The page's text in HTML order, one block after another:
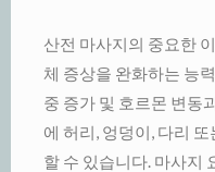
산전 마사지의 중요한
체 증상을 완화하는 능
중 증가 및 호르몬 변동
에 허리, 엉덩이, 다리
할 수 있습니다. 마사지